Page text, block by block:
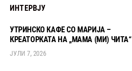
ИНТЕРВЈУ
УТРИНСКО КАФЕ СО МАРИЈА –
КРЕАТОРКАТА НА „МАМА (МИ) ЧИТА“
ЈУЛИ 7, 2026